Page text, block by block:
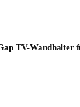
TV-Wandhalter